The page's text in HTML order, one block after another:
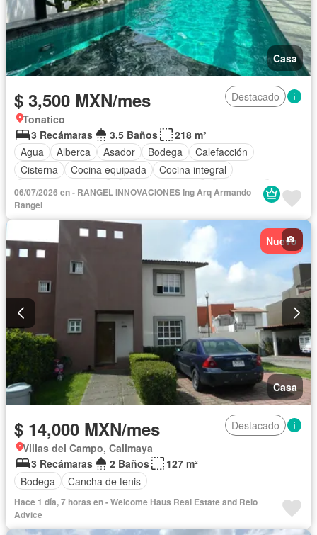
Casa
$ 3,500 MXN/mes
Destacado
Tonatico
3 Recámaras
3.5 Baños
218 m²
Agua
Alberca Asador Bodega
Calefacción
Cisterna
Cocina equipada
Cocina integral
Cuarto de Limpieza
Cuarto de servicio
Electricidad
Estacionamiento
Recámara con closet
Seguridad
Televisión por cable
Terraza
Vista panorámica
Zonas verdes
Permite mascotas
Permite niños
Solo familias
Completamente amueblado
06/07/2026 en - RANGEL INNOVACIONES Ing Arq Armando
Rangel
Nuevo
Casa
$ 14,000 MXN/mes
Destacado
Villas del Campo, Calimaya
3 Recámaras
2 Baños
127 m²
Bodega
Cancha de tenis
Hace 1 día, 7 horas en - Welcome Haus Real Estate and Relo
Advice